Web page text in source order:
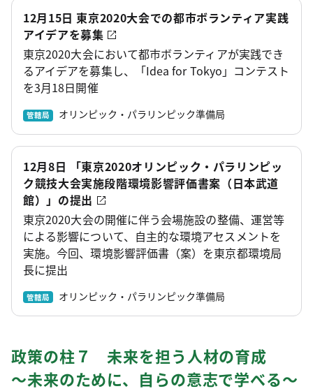
12月15日 東京2020大会での都市ボランティア実践
アイデアを募集
東京2020大会において都市ボランティアが実践でき
るアイデアを募集し、「Idea for Tokyo」コンテスト
を3月18日開催
管轄局 オリンピック・パラリンピック準備局
12月8日 「東京2020オリンピック・パラリンピッ
ク競技大会実施段階環境影響評価書案（日本武道
館）」の提出
東京2020大会の開催に伴う会場施設の整備、運営等
による影響について、自主的な環境アセスメントを
実施。今回、環境影響評価書（案）を東京都環境局
長に提出
管轄局 オリンピック・パラリンピック準備局
政策の柱７ 未来を担う人材の育成
～未来のために、自らの意志で学べる～